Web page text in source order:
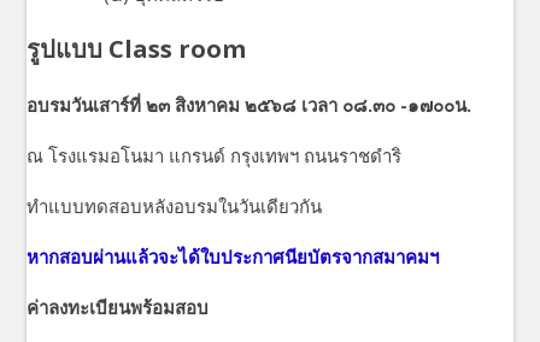
รูปแบบ Class room
อบรมวันเสาร์ที่ ๒๓ สิงหาคม ๒๕๖๘ เวลา ๐๘.๓๐ -๑๗๐๐น.
ณ โรงแรมอโนมา แกรนด์ กรุงเทพฯ ถนนราชดำริ
ทำแบบทดสอบหลังอบรมในวันเดียวกัน
หากสอบผ่านแล้วจะได้ใบประกาศนียบัตรจากสมาคมฯ
ค่าลงทะเบียนพร้อมสอบ